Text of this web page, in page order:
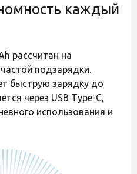
Оставить отзыв
Полиуретановая пленка
StatusSKIN Pro+ на экран
Samsung Galaxy A37
Матовая
Есть в наличии
каждый
рассчитан на
подзарядки.
быструю зарядку до
через USB Type-C,
использования и